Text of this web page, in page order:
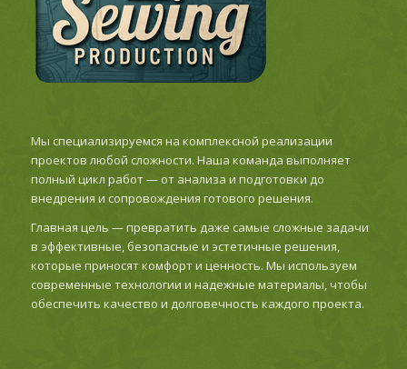
Мы специализируемся на комплексной реализации
проектов любой сложности. Наша команда выполняет
полный цикл работ — от анализа и подготовки до
внедрения и сопровождения готового решения.
Главная цель — превратить даже самые сложные задачи
в эффективные, безопасные и эстетичные решения,
которые приносят комфорт и ценность. Мы используем
современные технологии и надежные материалы, чтобы
обеспечить качество и долговечность каждого проекта.